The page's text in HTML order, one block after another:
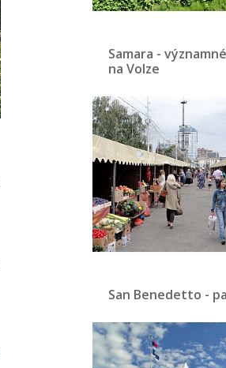
Samara -
na Volze
San Benedetto -